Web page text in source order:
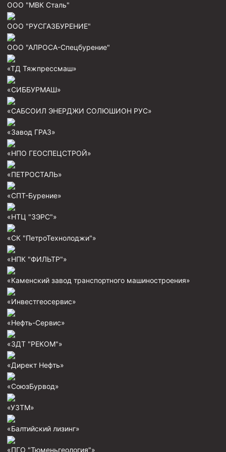
Скребки корончатые СК и тросовые СТ
Центраторы колонные
Инструмент для бурения и КРС (ловильный, аварийный)
Шаблоны колонные
Перья гидромониторные
Ерши механические
Скреперы механические
Шламометаллоуловитель ШМУ
Обурочный комплекс ОК
заводным зубом
Магнитные ловители
Калибраторы расширители
Фрезеры Барракуда
ООО "МВК Сталь"
ООО "РУСГАЗБУРЕНИЕ"
ООО "АЛРОСА-Спецбурение"
«ТД Тяжпрессмаш»
«СИББУРМАШ»
«САБСОИЛ ЭНЕРДЖИ СОЛЮШИОН РУС»
«Завод ГРАЗ»
«НПО ГЕОСПЕЦСТРОЙ»
«ПЕТРОСТАЛЬ»
«СПТ-Бурение»
«НТЦ "ЗЭРС"»
«СК "ПетроТехнолоджи"»
«НПК "ФИЛЬТР"»
«Каменский завод транспортного машиностроения»
«Инвестгеосервис»
«Нефть-Сервис»
«ЗДТ "РЕКОМ"»
«Директ Нефть»
«СоюзБурвод»
«УЗТМ»
«Балтийский лизинг»
«ПГО "Тюменьгеология"»